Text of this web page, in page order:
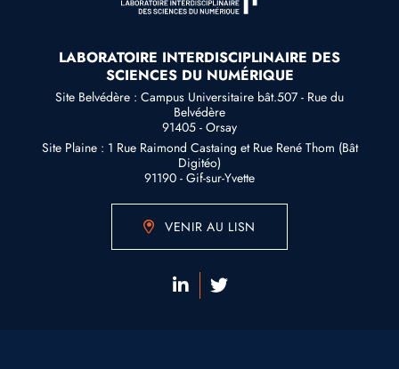
LABORATOIRE INTERDISCIPLINAIRE DES
SCIENCES DU NUMÉRIQUE
Site Belvédère : Campus Universitaire bât.507 - Rue du
Belvédère
91405 - Orsay
Site Plaine : 1 Rue Raimond Castaing et Rue René Thom (Bât
Digitéo)
91190 - Gif-sur-Yvette
VENIR AU LISN